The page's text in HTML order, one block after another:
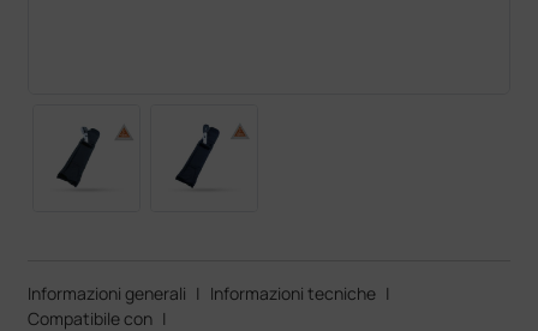
Informazioni generali | Informazioni tecniche |
Compatibile con |